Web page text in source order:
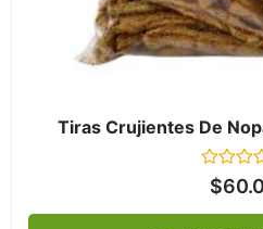
Tiras Crujientes De
Valorado
en$